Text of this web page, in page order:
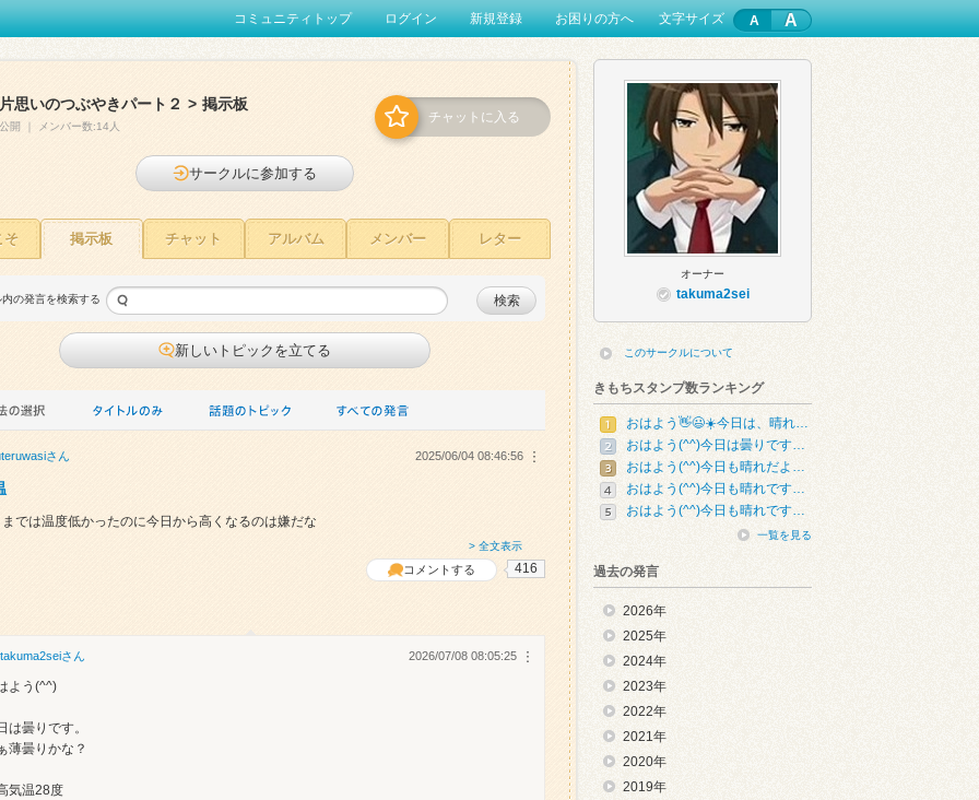
コミュニティトップ ログイン 新規登録 お困りの方へ 文字サイズ A
片思いのつぶやきパート２ > 掲示板
公開 メンバー数:14人
チャットに入る
サークルに参加する
そ 掲示板 チャット アルバム メンバー レター
の発言を検索する 検索
新しいトピックを立てる
さん ︙
2025/06/04 08:46:56
では温度低かったのに今日から高くなるのは嫌だな
> 全文表示
コメントする 416
takuma2seiさん ︙
2026/07/08 08:05:25
よう(^^)
は曇りです。
薄曇りかな？
気温28度
オーナー
takuma2sei
このサークルについて
きもちスタンプ数ランキング
おはよう👋😃☀️今日は、晴れ…
おはよう(^^)今日は曇りです…
おはよう(^^)今日も晴れだよ…
おはよう(^^)今日も晴れです…
おはよう(^^)今日も晴れです…
一覧を見る
過去の発言
2026年
2025年
2024年
2023年
2022年
2021年
2020年
2019年